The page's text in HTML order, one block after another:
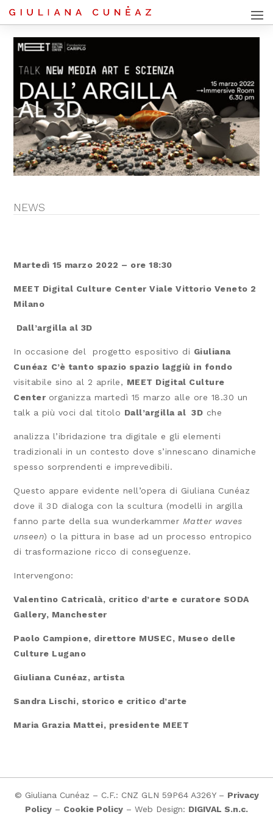
NEWS
Martedì 15 marzo 2022 – ore 18:30
MEET Digital Culture Center Viale Vittorio Veneto 2
Milano
Dall’argilla al 3D
In occasione del progetto espositivo di Giuliana
Cunéaz C’è tanto spazio spazio laggiù in fondo
visitabile sino al 2 aprile, MEET Digital Culture
Center organizza martedì 15 marzo alle ore 18.30 un
talk a più voci dal titolo Dall’argilla al 3D che
analizza l’ibridazione tra digitale e gli elementi
tradizionali in un contesto dove s’innescano dinamiche
spesso sorprendenti e imprevedibili.
Questo appare evidente nell’opera di Giuliana Cunéaz
dove il 3D dialoga con la scultura (modelli in argilla
fanno parte della sua wunderkammer Matter waves
unseen) o la pittura in base ad un processo entropico
di trasformazione ricco di conseguenze.
Intervengono:
Valentino Catricalà, critico d’arte e curatore SODA
Gallery, Manchester
Paolo Campione, direttore MUSEC, Museo delle
Culture Lugano
Giuliana Cunéaz, artista
Sandra Lischi, storico e critico d’arte
Maria Grazia Mattei, presidente MEET
© Giuliana Cunéaz – C.F.: CNZ GLN 59P64 A326Y – Privacy
Policy – Cookie Policy – Web Design: DIGIVAL S.n.c.